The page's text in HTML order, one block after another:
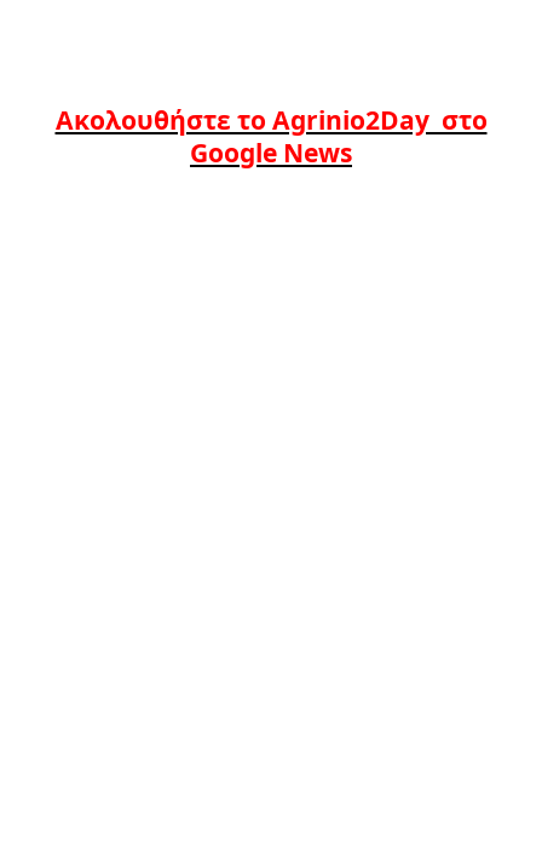
Ακολουθήστε το Agrinio2Day στο
Google News